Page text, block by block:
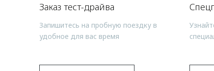
Заказ тест-драйва
Запишитесь на пробную поездку в
удобное для вас время